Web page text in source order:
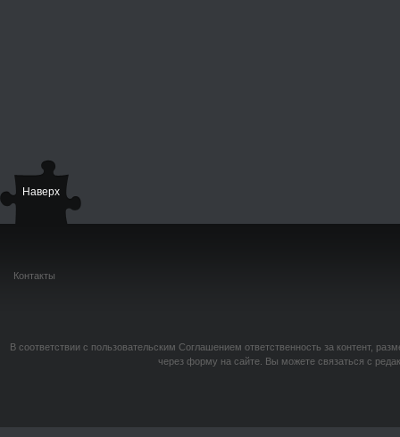
Наверх
Контакты
В соответствии с пользовательским Соглашением ответственность за контент,
через форму на сайте. Вы можете связаться с